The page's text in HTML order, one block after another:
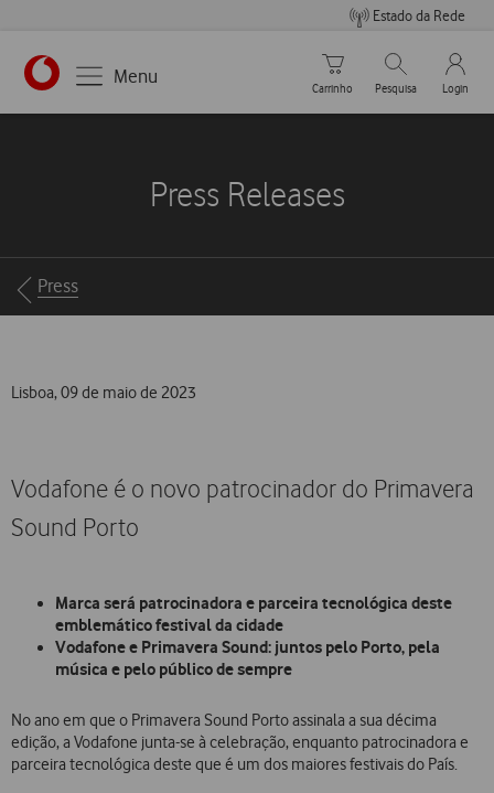
Estado da Rede
https://www.vodafone.pt
Menu
Carrinho de compras
Carrinho
Pesquisar
Pesquisa
My
Login
Press Releases
Breadcrumbs
Press
Lisboa, 09 de maio de 2023
Vodafone é o novo patrocinador do Primavera
Sound Porto
Marca será patrocinadora e parceira tecnológica deste
emblemático festival da cidade
Vodafone e Primavera Sound: juntos pelo Porto, pela
música e pelo público de sempre
No ano em que o Primavera Sound Porto assinala a sua décima
edição, a Vodafone junta-se à celebração, enquanto patrocinadora e
parceira tecnológica deste que é um dos maiores festivais do País.